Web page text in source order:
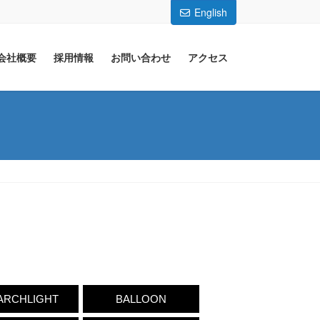
English
社概要 採用情報 お問い合わせ アクセス
BALLOON